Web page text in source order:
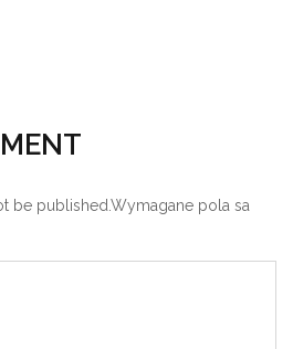
be published. Wymagane pola sa